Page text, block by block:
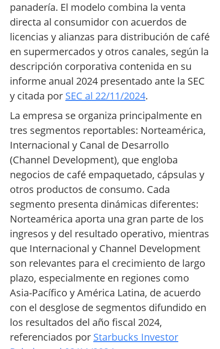
panadería. El modelo combina la venta
directa al consumidor con acuerdos de
licencias y alianzas para distribución de café
en supermercados y otros canales, según la
descripción corporativa contenida en su
informe anual 2024 presentado ante la SEC
y citada por SEC al 22/11/2024.
La empresa se organiza principalmente en
tres segmentos reportables: Norteamérica,
Internacional y Canal de Desarrollo
(Channel Development), que engloba
negocios de café empaquetado, cápsulas y
otros productos de consumo. Cada
segmento presenta dinámicas diferentes:
Norteamérica aporta una gran parte de los
ingresos y del resultado operativo, mientras
que Internacional y Channel Development
son relevantes para el crecimiento de largo
plazo, especialmente en regiones como
Asia-Pacífico y América Latina, de acuerdo
con el desglose de segmentos difundido en
los resultados del año fiscal 2024,
referenciados por Starbucks Investor